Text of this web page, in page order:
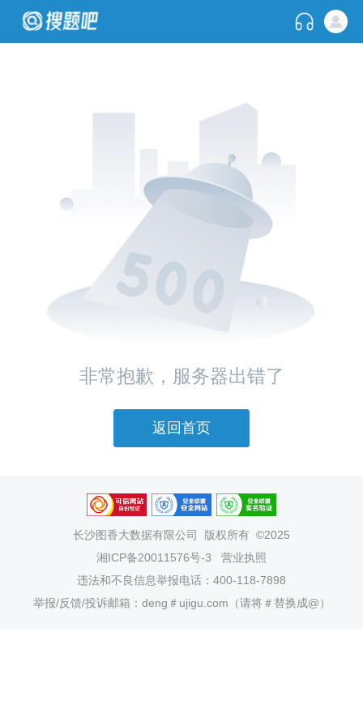
非常抱歉，服务器出错了
返回首页
长沙图香大数据有限公司
版权所有 ©2025
湘ICP备20011576号-3
营业执照
违法和不良信息举报电话：400-118-7898
举报/反馈/投诉邮箱：deng＃ujigu.com（请将＃替换成@）